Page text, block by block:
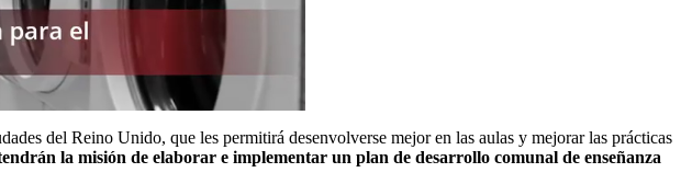
del Reino Unido, que les permitirá desenvolverse mejor en las aulas y mejorar las prácticas
la misión de elaborar e implementar un plan de desarrollo comunal de enseñanza